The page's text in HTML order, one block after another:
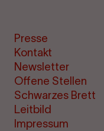
Presse
Kontakt
Newsletter
Offene Stellen
Schwarzes Brett
Leitbild
Impressum